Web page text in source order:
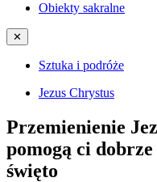
Obiekty sakralne
✕
Sztuka i podróże
Jezus Chrystus
Przemienienie
pomogą ci
święto